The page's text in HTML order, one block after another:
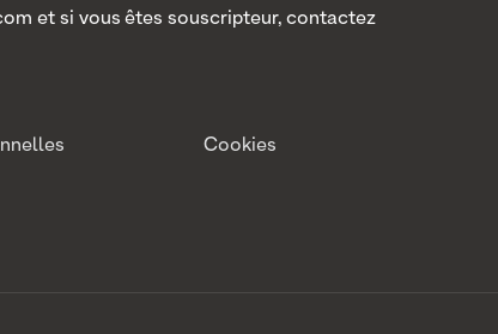
et si vous êtes souscripteur, contactez
Cookies